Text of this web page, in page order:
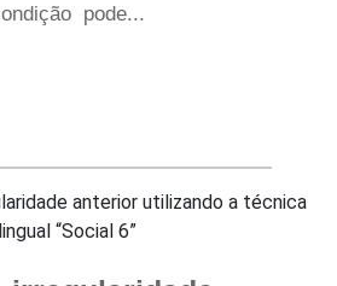
pode...